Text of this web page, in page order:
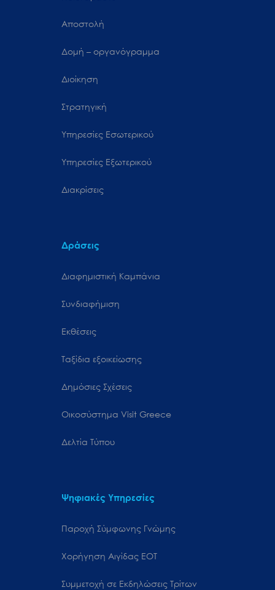
Αποστολή
Δομή – οργανόγραμμα
Διοίκηση
Στρατηγική
Υπηρεσίες Εσωτερικού
Υπηρεσίες Εξωτερικού
Διακρίσεις
Δράσεις
Διαφημιστική Καμπάνια
Συνδιαφήμιση
Εκθέσεις
Ταξίδια εξοικείωσης
Δημόσιες Σχέσεις
Oικοσύστημα Visit Greece
Δελτία Τύπου
Ψηφιακές Υπηρεσίες
Παροχή Σύμφωνης Γνώμης
Χορήγηση Αιγίδας ΕΟΤ
Συμμετοχή σε Εκδηλώσεις Τρίτων